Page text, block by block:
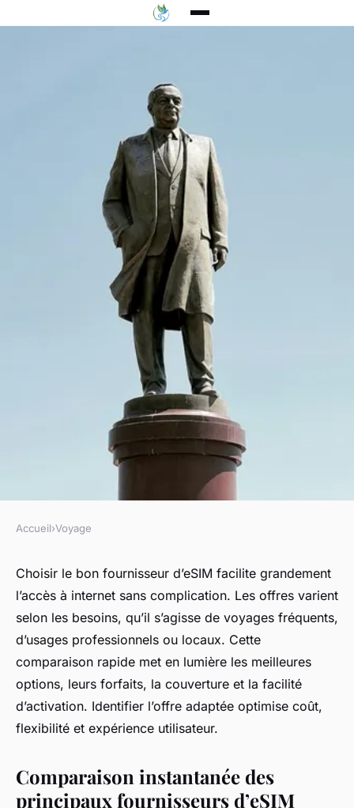
VOYAGE
Top fournisseurs d'esim :
comparez les offres en un
instant
Élise•17 février 2026•7 min de lecture
Accueil›Voyage
Choisir le bon fournisseur d’eSIM facilite grandement
l’accès à internet sans complication. Les offres varient
selon les besoins, qu’il s’agisse de voyages fréquents,
d’usages professionnels ou locaux. Cette
comparaison rapide met en lumière les meilleures
options, leurs forfaits, la couverture et la facilité
d’activation. Identifier l’offre adaptée optimise coût,
flexibilité et expérience utilisateur.
Comparaison instantanée des
principaux fournisseurs d’eSIM